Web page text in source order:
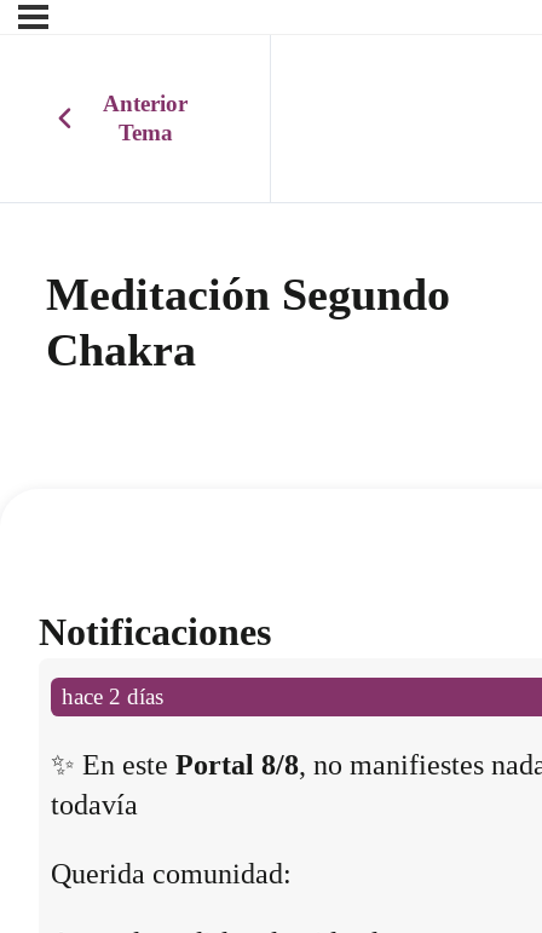
Anterior
Tema
Meditación Segundo
Chakra
Notificaciones
hace 2 días
✨ En este Portal 8/8, no manifiestes
todavía
Querida comunidad: